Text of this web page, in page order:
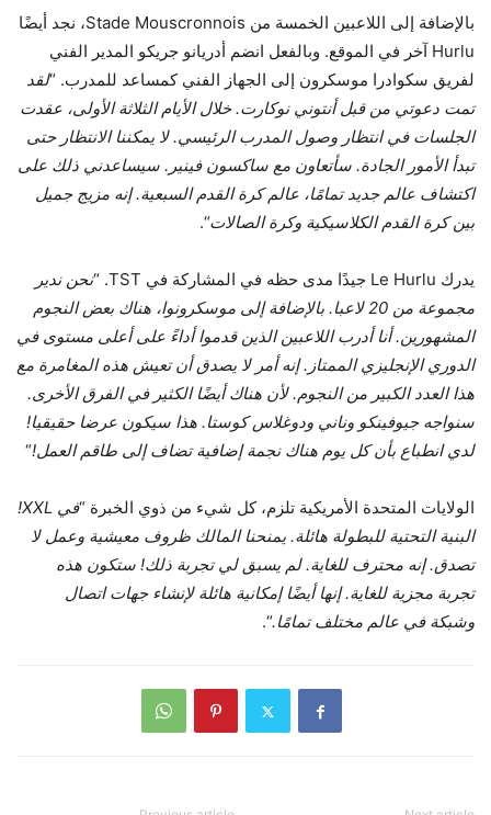
بالإضافة إلى اللاعبين الخمسة من Stade Mouscronnois، نجد أيضًا
Hurlu آخر في الموقع. وبالفعل انضم أدريانو جريكو المدير الفني
لفريق سكوادرا موسكرون إلى الجهاز الفني كمساعد للمدرب. “لقد
تمت دعوتي من قبل أنتوني نوكارت. خلال الأيام الثلاثة الأولى، عقدت
الجلسات في انتظار وصول المدرب الرئيسي. لا يمكننا الانتظار حتى
تبدأ الأمور الجادة. سأتعاون مع ساكسون فينير. سيساعدني ذلك على
اكتشاف عالم جديد تمامًا، عالم كرة القدم السبعية. إنه مزيج جميل
بين كرة القدم الكلاسيكية وكرة الصالات“.
يدرك Le Hurlu جيدًا مدى حظه في المشاركة في TST. “
نحن ندير
مجموعة من 20 لاعبا. بالإضافة إلى موسكرونوا، هناك بعض النجوم
المشهورين. أنا أدرب اللاعبين الذين قدموا أداءً على أعلى مستوى في
الدوري الإنجليزي الممتاز. إنه أمر لا يصدق أن تعيش هذه المغامرة مع
هذا العدد الكبير من النجوم. لأن هناك أيضًا الكثير في الفرق الأخرى.
سنواجه جيوفينكو وناني ودوغلاس كوستا. هذا سيكون عرضا حقيقيا!
لدي انطباع بأن كل يوم هناك نجمة إضافية تضاف إلى طاقم العمل!“
الولايات المتحدة الأمريكية تلزم، كل شيء من ذوي الخبرة “
في XXL!
البنية التحتية للبطولة هائلة. يمنحنا المالك ظروف معيشية وعمل لا
تصدق. إنه محترف للغاية. لم يسبق لي تجربة ذلك! ستكون هذه
تجربة مجزية للغاية. إنها أيضًا إمكانية هائلة لإنشاء جهات اتصال
وشبكة في عالم مختلف تمامًا.“.